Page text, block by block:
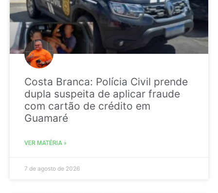
Costa Branca: Polícia Civil prende
dupla suspeita de aplicar fraude
com cartão de crédito em
Guamaré
VER MATÉRIA »
7 de agosto de 2026